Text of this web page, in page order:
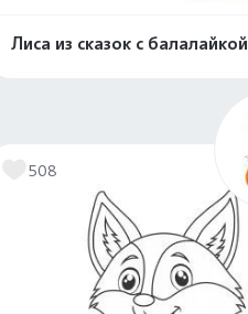
Лиса из сказок с балалайкой
508